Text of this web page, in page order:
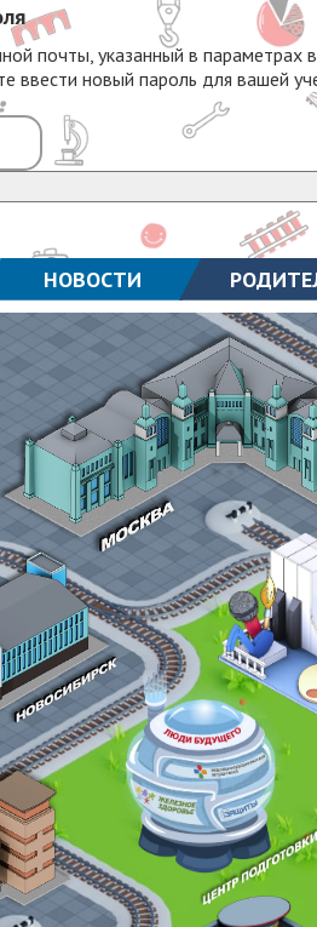
почты, указанный в
ввести новый пароль для вашей
НОВОСТИ